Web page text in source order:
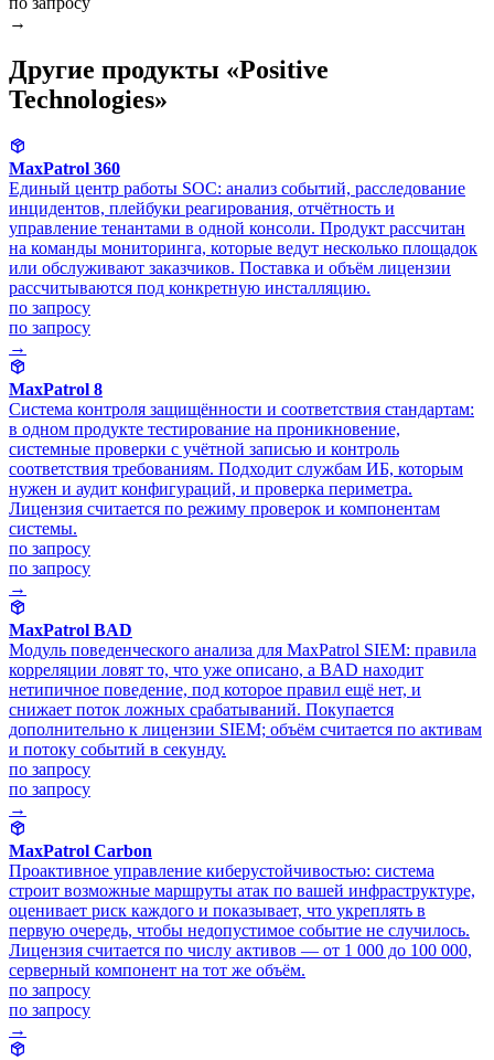
→
Другие продукты «Positive
Technologies»
MaxPatrol 360
Единый центр работы SOC: анализ событий, расследование
инцидентов, плейбуки реагирования, отчётность и
управление тенантами в одной консоли. Продукт рассчитан
на команды мониторинга, которые ведут несколько площадок
или обслуживают заказчиков. Поставка и объём лицензии
рассчитываются под конкретную инсталляцию.
по запросу
по запросу
→
MaxPatrol 8
Система контроля защищённости и соответствия стандартам:
в одном продукте тестирование на проникновение,
системные проверки с учётной записью и контроль
соответствия требованиям. Подходит службам ИБ, которым
нужен и аудит конфигураций, и проверка периметра.
Лицензия считается по режиму проверок и компонентам
системы.
по запросу
по запросу
→
MaxPatrol BAD
Модуль поведенческого анализа для MaxPatrol SIEM: правила
корреляции ловят то, что уже описано, а BAD находит
нетипичное поведение, под которое правил ещё нет, и
снижает поток ложных срабатываний. Покупается
дополнительно к лицензии SIEM; объём считается по активам
и потоку событий в секунду.
по запросу
по запросу
→
MaxPatrol Carbon
Проактивное управление киберустойчивостью: система
строит возможные маршруты атак по вашей инфраструктуре,
оценивает риск каждого и показывает, что укреплять в
первую очередь, чтобы недопустимое событие не случилось.
Лицензия считается по числу активов — от 1 000 до 100 000,
серверный компонент на тот же объём.
по запросу
по запросу
→